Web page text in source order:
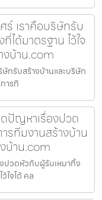
ร์ เราคือบริษัทรับ
ได้มาตรฐาน ไว้ใจ
งบ้าน.com
ษัทรับสร้างบ้านและบริษัท
ารทิ
ปัญหาเรื่องปวด
รทีมงานสร้างบ้าน
บ้าน.com
ปวดหัวกับผู้รับเหมาทิ้ง
ใจได้ คล